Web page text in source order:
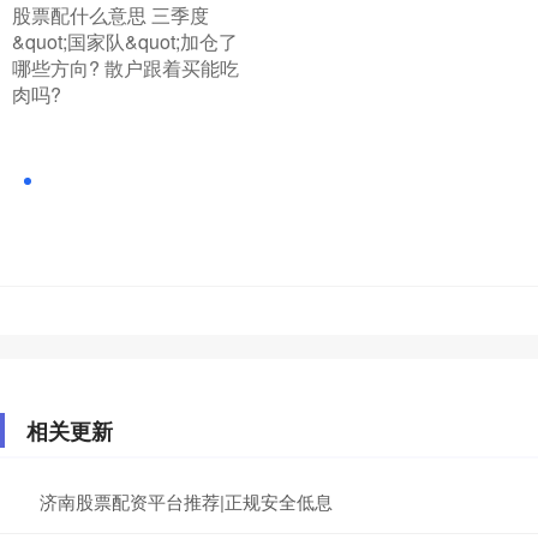
​股票配什么意思 三季度
&quot;国家队&quot;加仓了
哪些方向? 散户跟着买能吃
肉吗?
相关更新
济南股票配资平台推荐|正规安全低息